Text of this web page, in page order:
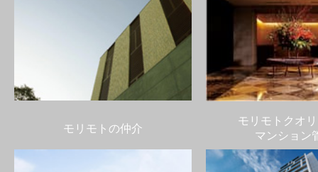
モリモトの仲介
モリモトクオ
マンション